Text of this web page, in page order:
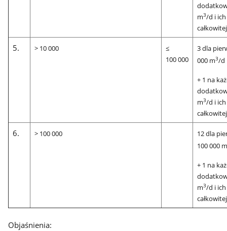
m3/d i ich
5. > 10 000
≤
100 000
3 dla
000 m3/d
+ 1 na
m3/d i ich
6. > 100 000
12 dla
100 000
+ 1 na
m3/d i ich
Objaśnienia: